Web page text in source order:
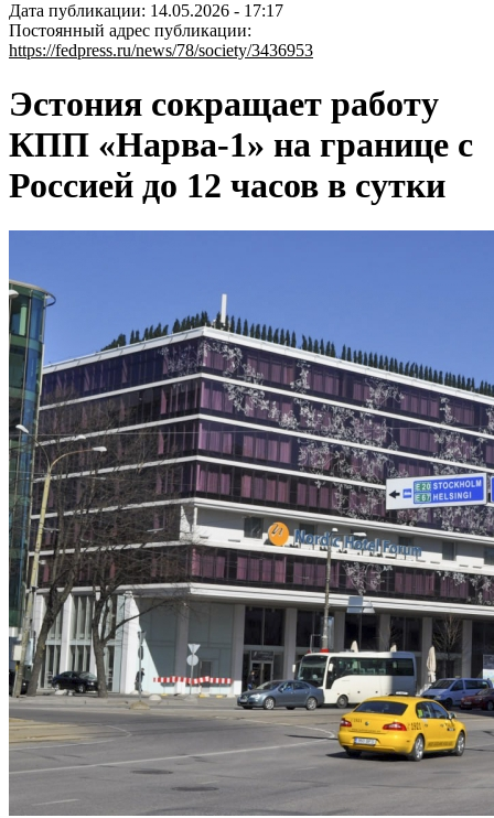
Дата публикации: 14.05.2026 - 17:17
Постоянный адрес публикации:
https://fedpress.ru/news/78/society/3436953
Эстония сокращает работу
КПП «Нарва-1» на границе с
Россией до 12 часов в сутки